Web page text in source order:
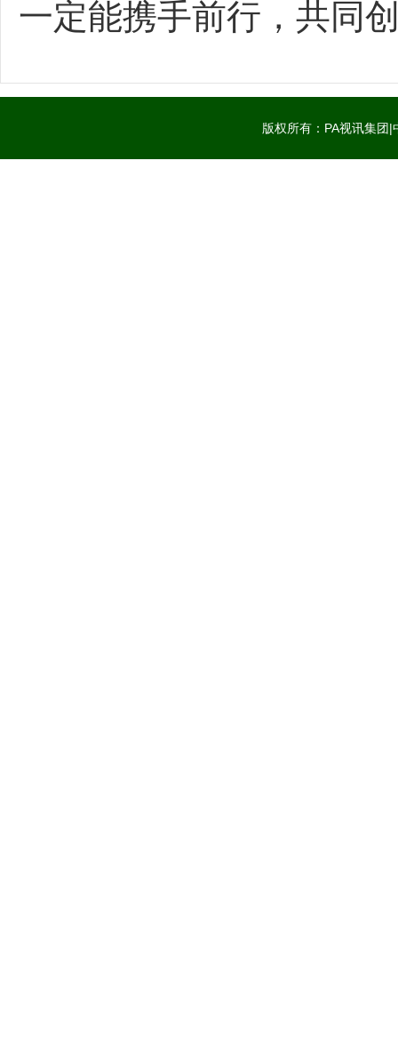
一定能携手前行，共同
版权所有：PA视讯集